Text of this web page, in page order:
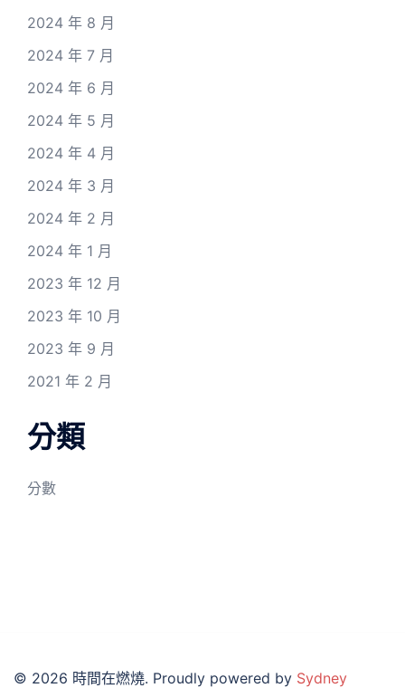
2024 年 8 月
2024 年 7 月
2024 年 6 月
2024 年 5 月
2024 年 4 月
2024 年 3 月
2024 年 2 月
2024 年 1 月
2023 年 12 月
2023 年 10 月
2023 年 9 月
2021 年 2 月
分類
分數
© 2026 時間在燃燒. Proudly powered by Sydney